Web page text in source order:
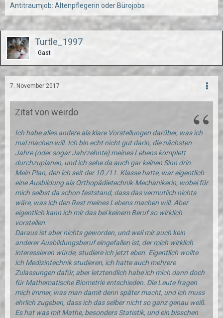
Antitraumjob: Altenpflegerin oder Bürojobs
Turtle_1997
Gast
7. November 2017
Zitat von weirdo
Ich habe alles andere als klare Vorstellungen darüber, was ich
mal machen will. Ich bin echt nicht gut darin, die nächsten
Jahre (oder sogar Jahrzehnte) meines Lebens komplett
durchzuplanen, und ich sehe da auch gar keinen Sinn drin.
Mein Plan, den ich seit der 10./11. Klasse hatte, war eigentlich
eine Ausbildung als Orthopädietechnik-Mechanikerin, wobei für
mich selbst da schon feststand, dass das vermutlich nichts
wäre, was ich den Rest meines Lebens machen will. Aber
eigentlich kann ich mir das bei keinem Beruf so wirklich
vorstellen.
Daraus ist aber nichts geworden, und weil mir auch kein
anderer Ausbildungsberuf eingefallen ist, der mich wirklich
interessieren würde, studiere ich jetzt eben. Eigentlich wollte
ich Medizintechnik studieren, ich hatte auch mehrere
Zulassungen dafür, aber letztendlich habe ich mich dann doch
für Mathematische Biometrie entschieden. Die Leute fragen
mich immer, was man damit denn später macht, und ich muss
ehrlich zugeben, dass ich das selber nicht so ganz genau weiß.
Es hat was mit Mathe, besonders Statistik, und ein bisschen